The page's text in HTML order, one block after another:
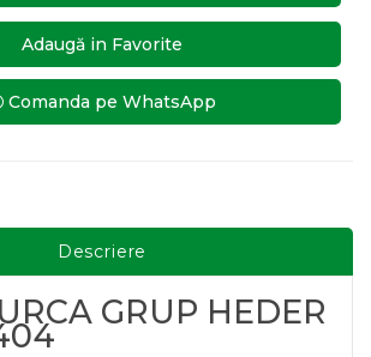
Adaugă in Favorite
Comanda pe WhatsApp
Descriere
GRUP HEDER